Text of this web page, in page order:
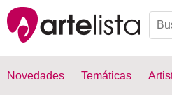
Novedades Temáticas